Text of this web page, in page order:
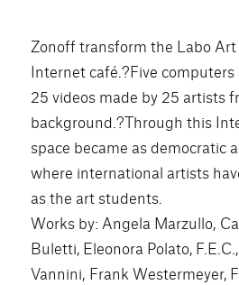
Zonoff transform the Labo Art
Internet café.?Five
25 videos made by 25 artists
background.?Through this
space became as democratic
where international artists
as the art students.
Works by: Angela Marzullo,
Buletti, Eleonora Polato,
Vannini, Frank Westermeyer,